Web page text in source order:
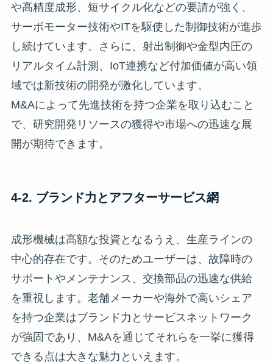
や高精度成形、短サイクル化などの要請が強く、
サーボモーター技術やITを駆使した制御技術が進歩
し続けています。さらに、射出制御や金型内圧の
リアルタイム計測、IoT連携など付加価値が高い領
域では新技術の開発が激化しています。
M&Aによって先進技術を持つ企業を取り込むこと
で、研究開発リソースの獲得や市場への迅速な展
開が期待できます。
4-2. ブランド力とアフターサービス網
成形機械は高額な投資となるうえ、生産ラインの
中心的存在です。そのためユーザーは、故障時の
サポートやメンテナンス、交換部品の迅速な供給
を重視します。老舗メーカーや海外で高いシェア
を持つ企業はブランド力とサービスネットワーク
が強固であり、M&Aを通じてそれらを一挙に獲得
できる点は大きな魅力といえます。